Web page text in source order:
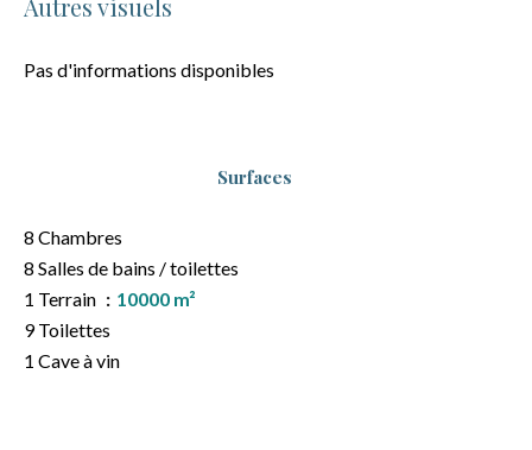
Autres visuels
Pas d'informations disponibles
Surfaces
8 Chambres
8 Salles de bains / toilettes
1 Terrain
10000 m²
9 Toilettes
1 Cave à vin